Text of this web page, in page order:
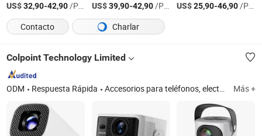
US$32,90-42,90/Pieza US$39,90-42,90/Pieza US$25,90-46,90/Pieza
Contacto
Charlar
Colpoint Technology Limited
ODM Respuesta Rápida Accesorios para teléfonos, electrónica de consumo, accesorios para automóviles, electrodomésticos, fundas para teléfonos móviles, funda para tabletas, cargador inalámbrico, altavoz Bluetooth, cámaras de seguridad, banco de energía Más +